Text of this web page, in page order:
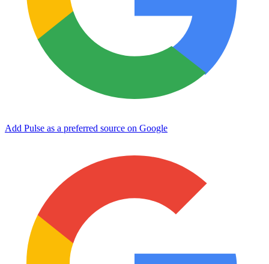
Add Pulse as a preferred source on Google